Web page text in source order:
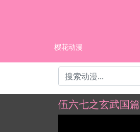
樱花动漫
伍六七之玄武国篇